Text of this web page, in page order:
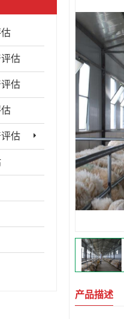
估
估
估
产品描述